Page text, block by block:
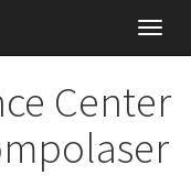
Center